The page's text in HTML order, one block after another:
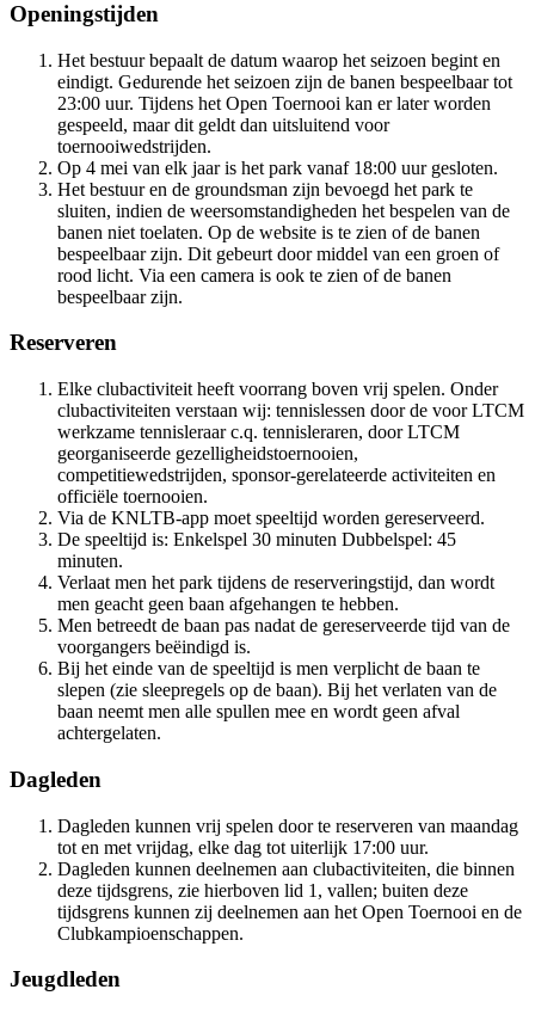
Openingstijden
Het bestuur bepaalt de datum waarop het seizoen begint en
eindigt. Gedurende het seizoen zijn de banen bespeelbaar tot
23:00 uur. Tijdens het Open Toernooi kan er later worden
gespeeld, maar dit geldt dan uitsluitend voor
toernooiwedstrijden.
Op 4 mei van elk jaar is het park vanaf 18:00 uur gesloten.
Het bestuur en de groundsman zijn bevoegd het park te
sluiten, indien de weersomstandigheden het bespelen van de
banen niet toelaten. Op de website is te zien of de banen
bespeelbaar zijn. Dit gebeurt door middel van een groen of
rood licht. Via een camera is ook te zien of de banen
bespeelbaar zijn.
Reserveren
Elke clubactiviteit heeft voorrang boven vrij spelen. Onder
clubactiviteiten verstaan wij: tennislessen door de voor LTCM
werkzame tennisleraar c.q. tennisleraren, door LTCM
georganiseerde gezelligheidstoernooien,
competitiewedstrijden, sponsor-gerelateerde activiteiten en
officiële toernooien.
Via de KNLTB-app moet speeltijd worden gereserveerd.
De speeltijd is: Enkelspel 30 minuten Dubbelspel: 45
minuten.
Verlaat men het park tijdens de reserveringstijd, dan wordt
men geacht geen baan afgehangen te hebben.
Men betreedt de baan pas nadat de gereserveerde tijd van de
voorgangers beëindigd is.
Bij het einde van de speeltijd is men verplicht de baan te
slepen (zie sleepregels op de baan). Bij het verlaten van de
baan neemt men alle spullen mee en wordt geen afval
achtergelaten.
Dagleden
Dagleden kunnen vrij spelen door te reserveren van maandag
tot en met vrijdag, elke dag tot uiterlijk 17:00 uur.
Dagleden kunnen deelnemen aan clubactiviteiten, die binnen
deze tijdsgrens, zie hierboven lid 1, vallen; buiten deze
tijdsgrens kunnen zij deelnemen aan het Open Toernooi en de
Clubkampioenschappen.
Jeugdleden